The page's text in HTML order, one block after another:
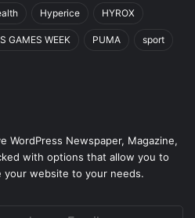
Hyperice HYROX
GAMES WEEK PUMA sport
WordPress Newspaper, Magazine,
with options that allow you to
your website to your needs.